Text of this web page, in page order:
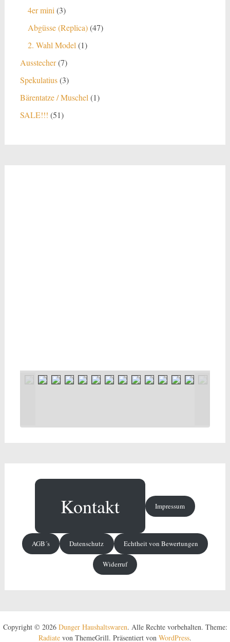
4er mini 33
Abgüsse (Replica) 4747
2. Wahl Model 11
Ausstecher 77
Spekulatius 33
Produkte
Bärentatze / Muschel 11
SALE!!! 5151
Kontakt Impressum
AGB´s Datenschutz Echtheit von Bewertungen
Widerruf
Copyright © 2026 Dunger Haushaltswaren. Alle Rechte vorbehalten. Theme:
Radiate von ThemeGrill. Präsentiert von WordPress.